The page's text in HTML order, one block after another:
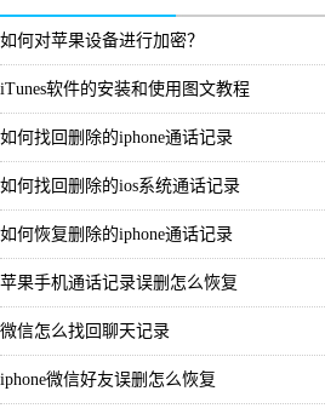
如何对苹果设备进行加密？
iTunes软件的安装和使用图文教程
如何找回删除的iphone通话记录
如何找回删除的ios系统通话记录
如何恢复删除的iphone通话记录
苹果手机通话记录误删怎么恢复
微信怎么找回聊天记录
iphone微信好友误删怎么恢复